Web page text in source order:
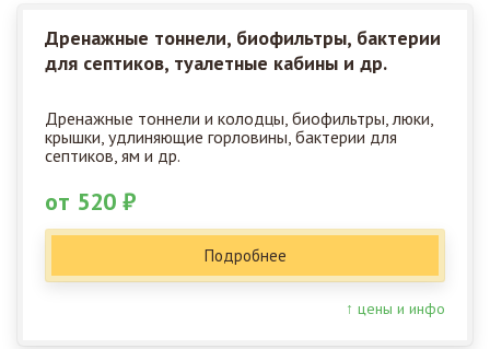
Дренажные тоннели, биофильтры, бактерии
для септиков, туалетные кабины и др.
Дренажные тоннели и колодцы, биофильтры, люки,
крышки, удлиняющие горловины, бактерии для
септиков, ям и др.
от 520 ₽
Подробнее
↑ цены и инфо